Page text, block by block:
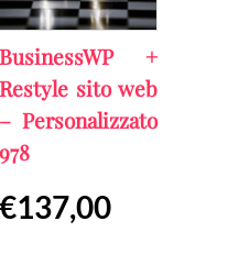
BusinessWP +
Restyle sito web
– Personalizzato
978
€137,00